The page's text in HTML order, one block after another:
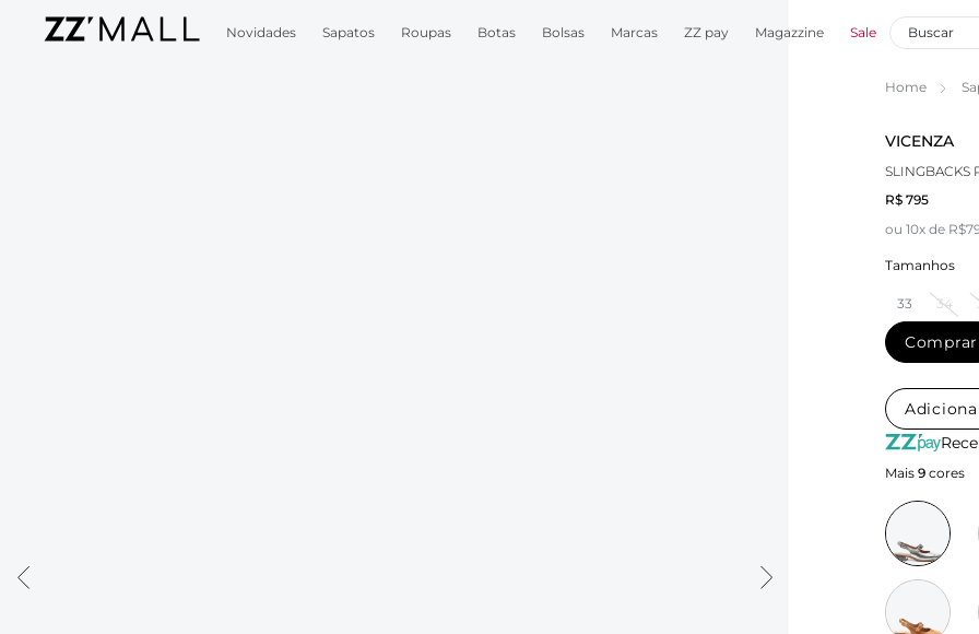
Novidades Sapatos Roupas Botas Bolsas Marcas ZZ pay Magazzine Sale
Home
VICENZA
SLINGBACKS
R$ 795
ou 10x de
Tamanhos
33 34
Comprar
Mais 9 cores